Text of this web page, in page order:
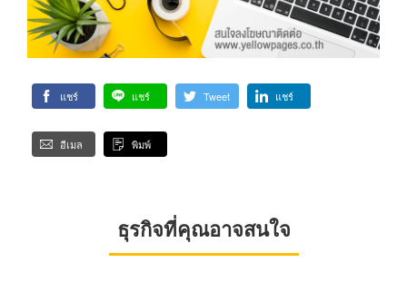
แชร์ แชร์ Tweet แชร์
อีเมล พิมพ์
ธุรกิจที่คุณอาจสนใจ